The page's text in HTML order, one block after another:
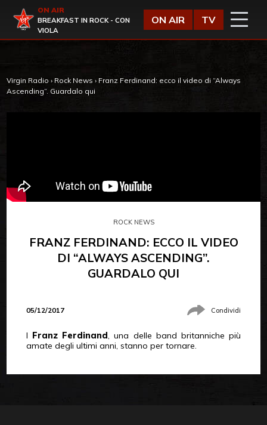
Virgin Radio
ON AIR
BREAKFAST IN ROCK - CON
VIOLA
ON AIR TV
Virgin Radio › Rock News › Franz Ferdinand: ecco il video di “Always
Ascending”. Guardalo qui
ROCK NEWS
FRANZ FERDINAND: ECCO IL VIDEO
DI “ALWAYS ASCENDING”.
GUARDALO QUI
05/12/2017 Condividi
I Franz Ferdinand, una delle band britanniche più
amate degli ultimi anni, stanno per tornare.